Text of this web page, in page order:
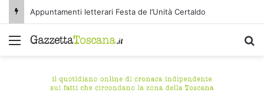
Appuntamenti letterari Festa de l’Unità Certaldo
Menu